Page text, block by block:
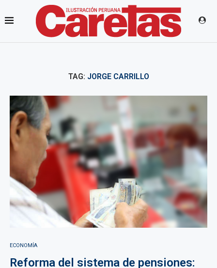
TAG: JORGE CARRILLO
ECONOMÍA
Reforma del sistema de pensiones: